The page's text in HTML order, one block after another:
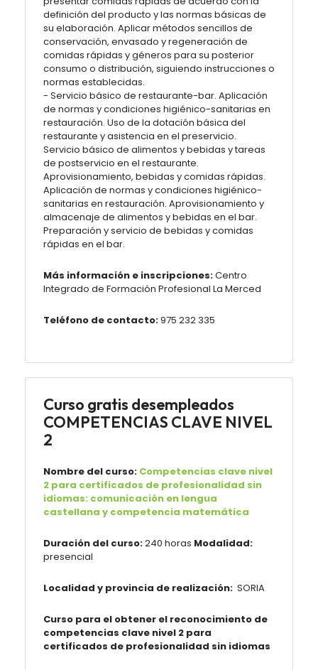
definición del producto y las normas básicas de
su elaboración. Aplicar métodos sencillos de
conservación, envasado y regeneración de
comidas rápidas y géneros para su posterior
consumo o distribución, siguiendo instrucciones o
normas establecidas.
- Servicio básico de restaurante-bar. Aplicación
de normas y condiciones higiénico-sanitarias en
restauración. Uso de la dotación básica del
restaurante y asistencia en el preservicio.
Servicio básico de alimentos y bebidas y tareas
de postservicio en el restaurante.
Aprovisionamiento, bebidas y comidas rápidas.
Aplicación de normas y condiciones higiénico-
sanitarias en restauración. Aprovisionamiento y
almacenaje de alimentos y bebidas en el bar.
Preparación y servicio de bebidas y comidas
rápidas en el bar.
Más información e inscripciones:Centro
Integrado de Formación Profesional La Merced
Teléfono de contacto:975 232 335
Curso gratis desempleados
COMPETENCIAS CLAVE NIVEL
2
Nombre del curso: Competencias clave nivel
2 para certificados de profesionalidad sin
idiomas: comunicación en lengua
castellana y competencia matemática
Duración del curso:240 horas Modalidad:
presencial
Localidad y provincia de realización: SORIA
Curso para el obtener el reconocimiento de
competencias clave nivel 2 para
certificados de profesionalidad sin idiomas